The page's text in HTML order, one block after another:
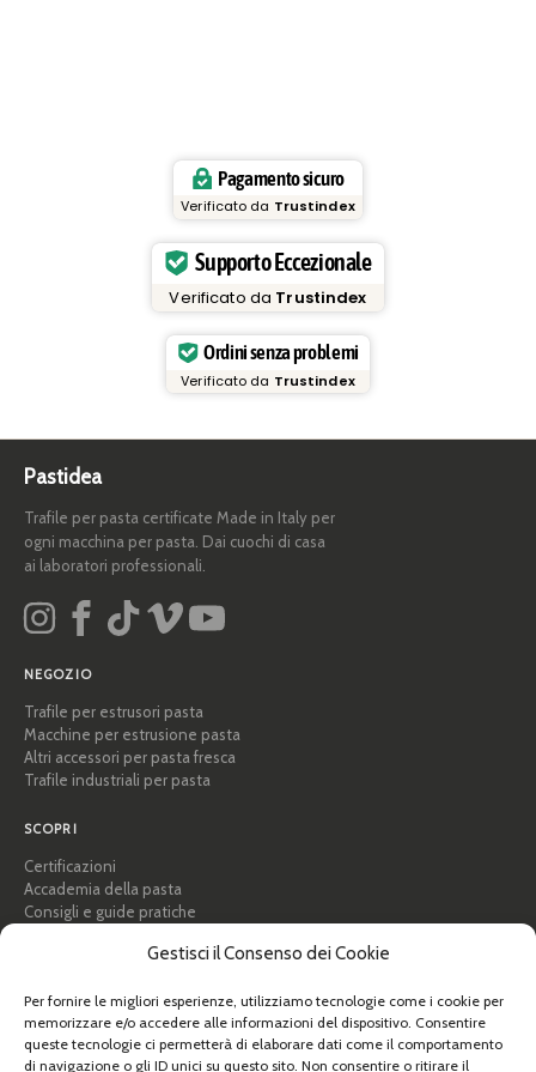
Gestisci il Consenso dei Cookie
Per fornire le migliori esperienze, utilizziamo tecnologie come i cookie per
memorizzare e/o accedere alle informazioni del dispositivo. Consentire
queste tecnologie ci permetterà di elaborare dati come il comportamento
di navigazione o gli ID unici su questo sito. Non consentire o ritirare il
Pagamento sicuro
Verificato da Trustindex
Supporto Eccezionale
Verificato da Trustindex
Ordini senza problemi
Verificato da Trustindex
Pastidea
Trafile per pasta certificate Made in Italy per
ogni macchina per pasta. Dai cuochi di casa
ai laboratori professionali.
NEGOZIO
Trafile per estrusori pasta
Macchine per estrusione pasta
Altri accessori per pasta fresca
Trafile industriali per pasta
SCOPRI
Certificazioni
Accademia della pasta
Consigli e guide pratiche
Professionisti e B2B
AIUTO
FAQ e supporto